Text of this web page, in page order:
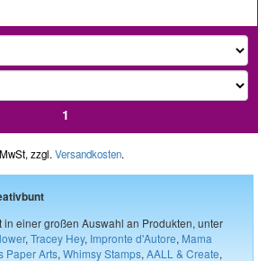
1
zzgl. Versandkosten.
in einer großen Auswahl an Produkten, unter
, Tracey Hey, Impronte d'Autore, Mama
Paper Arts, Whimsy Stamps, AALL & Create,